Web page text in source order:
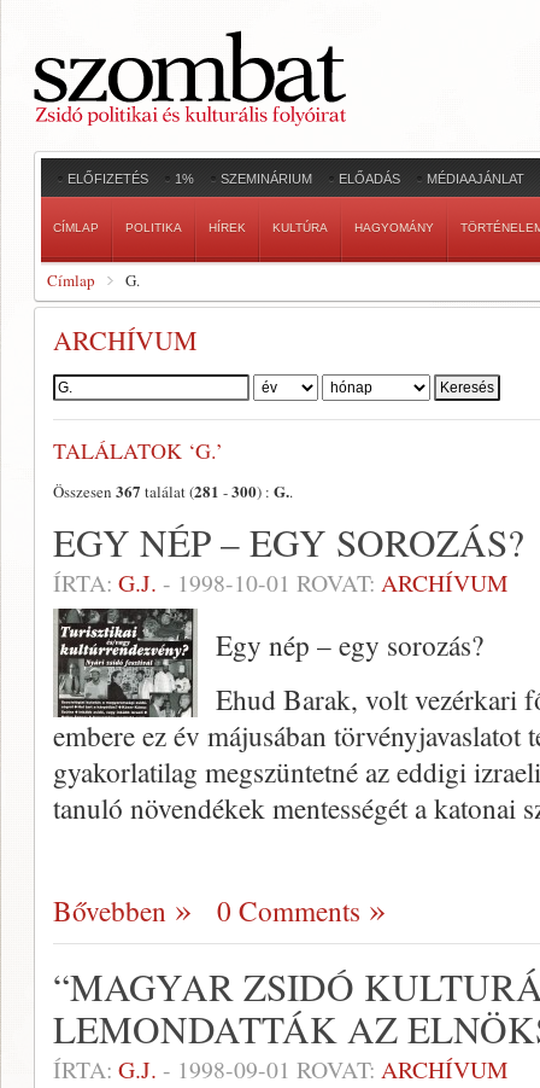
ELŐFIZETÉS 1% SZEMINÁRIUM ELŐADÁS MÉDIAAJÁNLAT
CÍMLAP POLITIKA HÍREK KULTÚRA HAGYOMÁNY
Címlap G.
ARCHÍVUM
Szerző:
TALÁLATOK ‘G.’
Összesen 367 találat (281 -300) : G..
EGY NÉP – EGY SOROZÁS?
ÍRTA: G.J. - 1998-10-01 ROVAT: ARCHÍVUM
Egy nép – egy sorozás?
Ehud Barak, volt vezérkari
embere ez év májusában törvényjavaslatot
gyakorlatilag megszüntetné az eddigi
tanuló növendékek mentességét a katonai
Bővebben 0 Comments
“MAGYAR ZSIDÓ
LEMONDATTÁK AZ
ÍRTA: G.J. - 1998-09-01 ROVAT: ARCHÍVUM